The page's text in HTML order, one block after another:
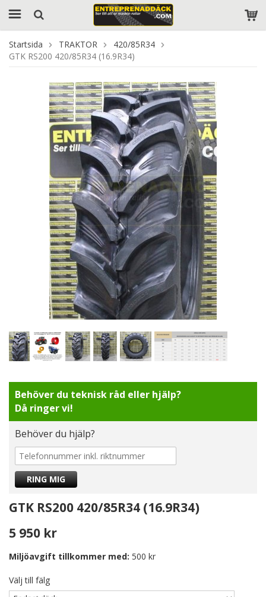
Startsida TRAKTOR
420/85R34
GTK RS200 420/85R34 (16.9R34)
Behöver du teknisk råd eller hjälp?
Då ringer vi!
Behöver du hjälp?
GTK RS200 420/85R34 (16.9R34)
5 950 kr
Miljöavgift tillkommer med: 500 kr
Välj till fälg